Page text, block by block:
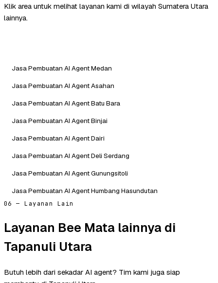
Klik area untuk melihat layanan kami di wilayah Sumatera Utara
lainnya.
Jasa Pembuatan AI Agent Medan
Jasa Pembuatan AI Agent Asahan
Jasa Pembuatan AI Agent Batu Bara
Jasa Pembuatan AI Agent Binjai
Jasa Pembuatan AI Agent Dairi
Jasa Pembuatan AI Agent Deli Serdang
Jasa Pembuatan AI Agent Gunungsitoli
Jasa Pembuatan AI Agent Humbang Hasundutan
06 — Layanan Lain
Layanan Bee Mata lainnya di
Tapanuli Utara
Butuh lebih dari sekadar AI agent? Tim kami juga siap